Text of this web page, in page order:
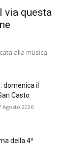
via questa
alla musica
domenica il
Casto
Agosto 2026
della 4^